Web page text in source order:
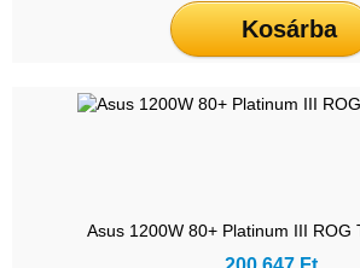
Kosárba
Asus 1200W 80+ Platinum III ROG